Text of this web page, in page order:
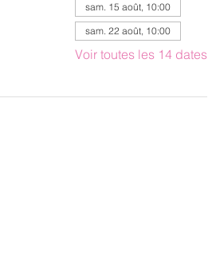
sam. 15 août, 10:00
sam. 22 août, 10:00
Voir toutes les 14 dates